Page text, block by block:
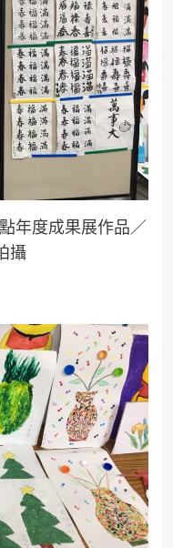
年度成果展作品／
攝